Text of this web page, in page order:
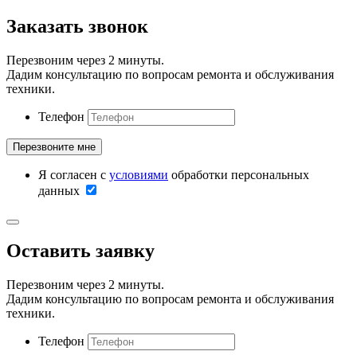
Заказать звонок
Перезвоним через 2 минуты.
Дадим консультацию по вопросам ремонта и обслуживания
техники.
Телефон
Я согласен с условиями обработки персональных
данных
Оставить заявку
Перезвоним через 2 минуты.
Дадим консультацию по вопросам ремонта и обслуживания
техники.
Телефон